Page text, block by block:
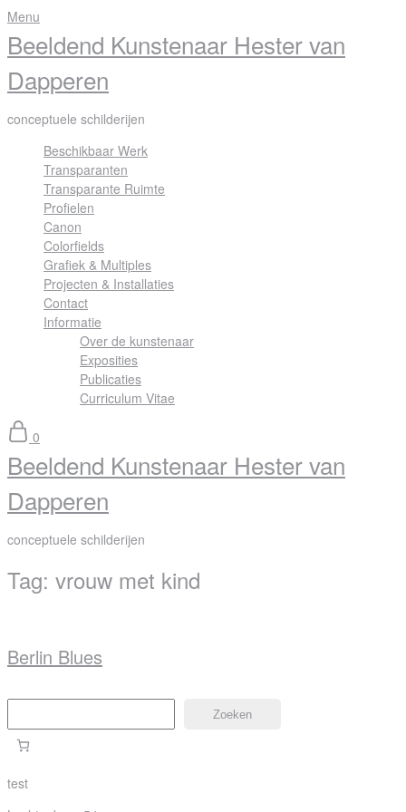
Skip
to
content
Menu
Beeldend Kunstenaar Hester van
Dapperen
conceptuele schilderijen
Beschikbaar Werk
Transparanten
Transparante Ruimte
Profielen
Canon
Colorfields
Grafiek & Multiples
Projecten & Installaties
Contact
Informatie
Over de kunstenaar
Exposities
Publicaties
Curriculum Vitae
0
Beeldend Kunstenaar Hester van
Dapperen
conceptuele schilderijen
Tag: vrouw met kind
Berlin Blues
Zoeken
test